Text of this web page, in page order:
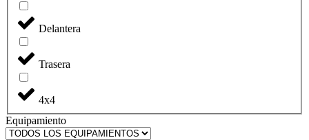
Delantera
Trasera
4x4
Equipamiento